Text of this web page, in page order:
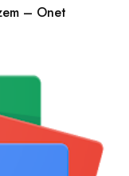
– Onet